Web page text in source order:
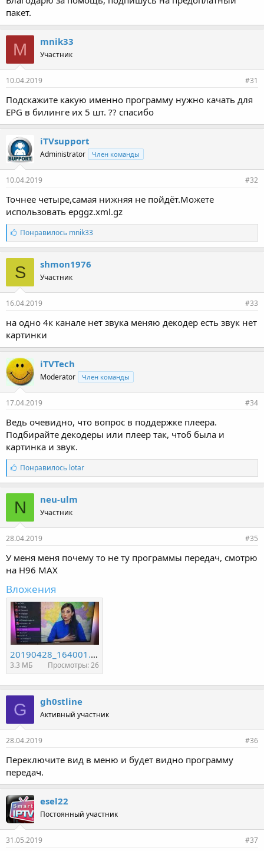
пакет.
M mnik33
Участник
10.04.2019 #31
Подскажите какую именно программу нужно качать для
EPG в билинге их 5 шт. ?? спасибо
iTVsupport
Administrator Член команды
10.04.2019 #32
Точнее четыре,самая нижняя не пойдёт.Можете
использовать epggz.xml.gz
С
и
м
п
а
т
и
:
Понравилось mnik33
S shmon1976
Участник
16.04.2019 #33
на одно 4к канале нет звука меняю декодер есть звук нет
картинки
iTVTech
Moderator Член команды
17.04.2019 #34
Ведь очевидно, что вопрос в поддержке плеера.
Подбирайте декодеры или плеер так, чтоб была и
картинка и звук.
С
и
м
п
а
т
и
:
Понравилось lotar
N neu-ulm
Участник
28.04.2019 #35
У меня меня почему то не ту программы передач, смотрю
на H96 MAX
Вложения
20190428_164001.jpg
3.3 МБ Просмотры: 26
G gh0stline
Активный участник
28.04.2019 #36
Переключите вид в меню и будет видно программу
передач.
esel22
Постоянный участник
31.05.2019 #37